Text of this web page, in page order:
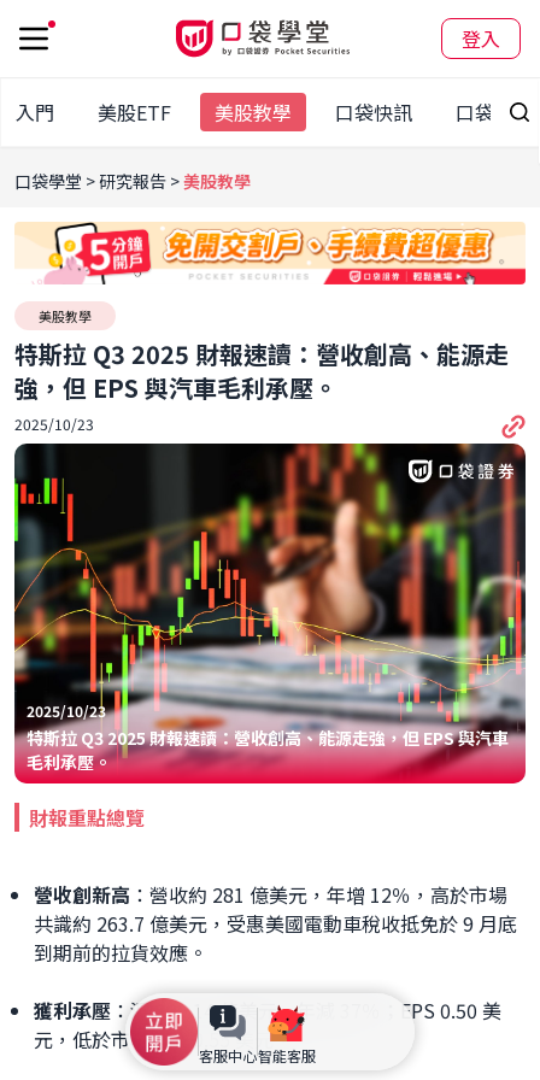
登入
客服中心智能客服
入門 美股ETF 美股教學 口袋快訊 口袋百科
口袋學堂 研究報告 美股教學
美股教學
特斯拉 Q3 2025 財報速讀：營收創高、能源走
強，但 EPS 與汽車毛利承壓。
2025/10/23
2025/10/23
特斯拉 Q3 2025 財報速讀：營收創高、能源走強，但 EPS 與汽車
毛利承壓。
財報重點總覽
營收創新高 ：營收約 281 億美元，年增 12％，高於市場
共識約 263.7 億美元，受惠美國電動車稅收抵免於 9 月底
到期前的拉貨效應。
獲利承壓 ：淨利約 14 億美元，年減 37％；EPS 0.50 美
元，低於市場預期 0.55 美元。